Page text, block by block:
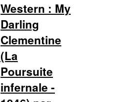
Western : My
Darling
Clementine
(La
Poursuite
infernale -